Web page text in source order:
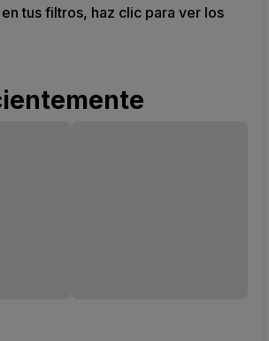
tus filtros, haz clic para ver los